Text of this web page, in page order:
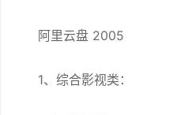
阿里云盘 2005
1、综合影视类：